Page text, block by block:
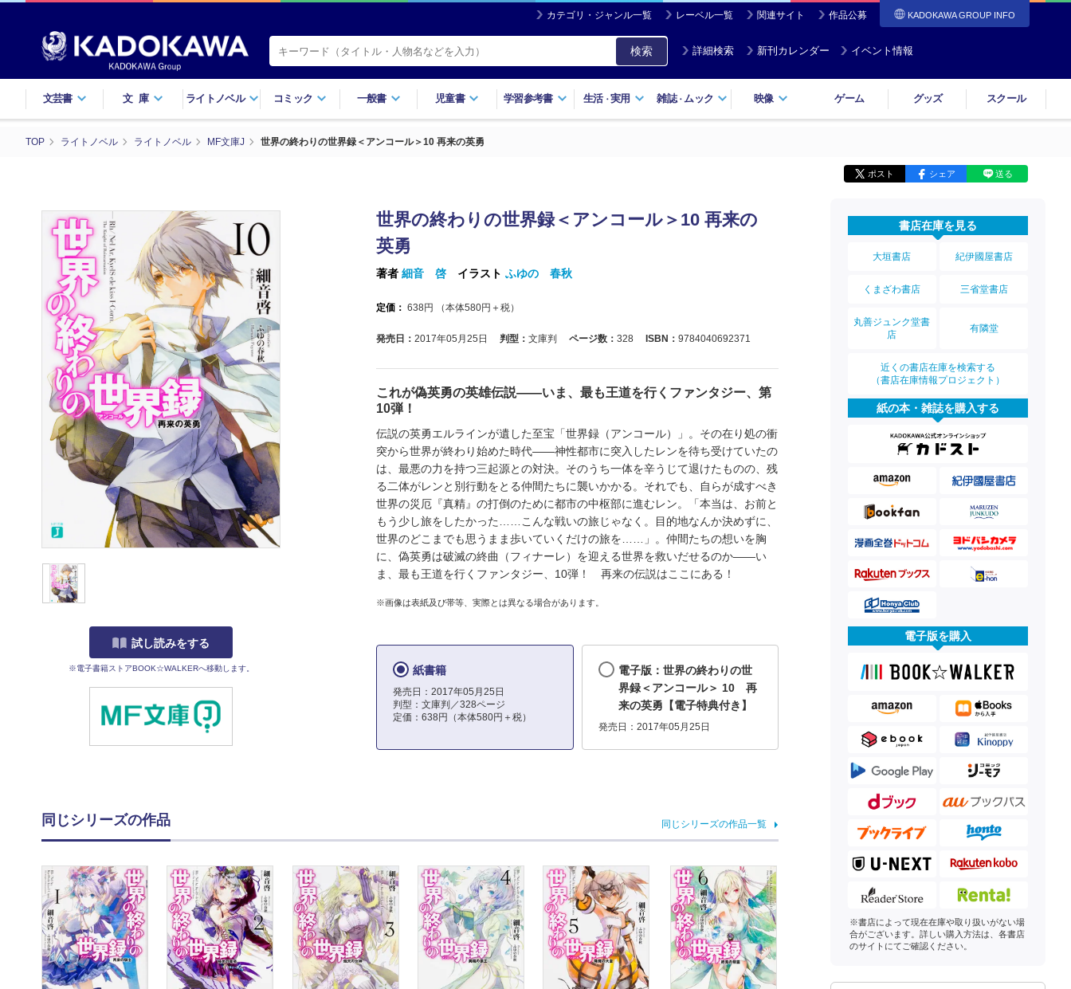
カテゴリ・ジャンル一覧 レーベル一覧 関連サイト 作品公募 KADOKAWA GROUP INFO
検索 詳細検索 新刊カレンダー イベント情報
文芸書 文庫 ライトノベル コミック 一般書 児童書 学習参考書 生活・実用 雑誌・ ムック 映像 ゲーム グッズ スクール
TOP ライトノベル ライトノベル MF文庫J 世界の終わりの世界録＜アンコール＞10 再来の英勇
ポスト シェア 送る
試し読みをする
※電子書籍ストアBOOK☆WALKERへ移動します。
世界の終わりの世界録＜アンコール＞10 再来の
英勇
著者 細音 啓 イラスト ふゆの 春秋
定価： 638円 （本体580円＋税）
発売日： 2017年05月25日 判型： 文庫判 ページ数： 328 ISBN： 9784040692371
これが偽英勇の英雄伝説――いま、最も王道を行くファンタジー、第
10弾！
伝説の英勇エルラインが遺した至宝「世界録（アンコール）」。その在り処の衝
突から世界が終わり始めた時代――神性都市に突入したレンを待ち受けていたの
は、最悪の力を持つ三起源との対決。そのうち一体を辛うじて退けたものの、残
る二体がレンと別行動をとる仲間たちに襲いかかる。それでも、自らが成すべき
世界の災厄『真精』の打倒のために都市の中枢部に進むレン。「本当は、お前と
もう少し旅をしたかった……こんな戦いの旅じゃなく。目的地なんか決めずに、
世界のどこまでも思うまま歩いていくだけの旅を……」。仲間たちの想いを胸
に、偽英勇は破滅の終曲（フィナーレ）を迎える世界を救いだせるのか――い
ま、最も王道を行くファンタジー、10弾！ 再来の伝説はここにある！
※画像は表紙及び帯等、実際とは異なる場合があります。
紙書籍
発売日：2017年05月25日
判型：文庫判／328ページ
定価：638円（本体580円＋税）
電子版：世界の終わりの世
界録＜アンコール＞ 10 再
来の英勇【電子特典付き】
発売日：2017年05月25日
同じシリーズの作品 同じシリーズの作品一覧
書店在庫を見る
大垣書店 紀伊國屋書店
くまざわ書店 三省堂書店
丸善ジュンク堂書
店
有隣堂
近くの書店在庫を検索する
（書店在庫情報プロジェクト）
紙の本・雑誌を購入する
電子版を購入
※書店によって現在在庫や取り扱いがない場
合がございます。詳しい購入方法は、各書店
のサイトにてご確認ください。